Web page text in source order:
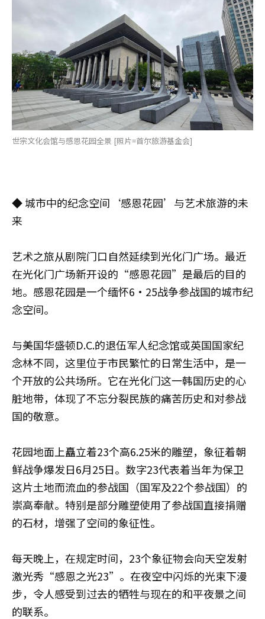
世宗文化会馆与感恩花园全景 [照片=首尔旅游基金会]
◆ 城市中的纪念空间‘感恩花园’与艺术旅游的未
来
艺术之旅从剧院门口自然延续到光化门广场。最近
在光化门广场新开设的“感恩花园”是最后的目的
地。感恩花园是一个缅怀6·25战争参战国的城市纪
念空间。
与美国华盛顿D.C.的退伍军人纪念馆或英国国家纪
念林不同，这里位于市民繁忙的日常生活中，是一
个开放的公共场所。它在光化门这一韩国历史的心
脏地带，体现了不忘分裂民族的痛苦历史和对参战
国的敬意。
花园地面上矗立着23个高6.25米的雕塑，象征着朝
鲜战争爆发日6月25日。数字23代表着当年为保卫
这片土地而流血的参战国（国军及22个参战国）的
崇高奉献。特别是部分雕塑使用了参战国直接捐赠
的石材，增强了空间的象征性。
每天晚上，在规定时间，23个象征物会向天空发射
激光秀“感恩之光23”。在夜空中闪烁的光束下漫
步，令人感受到过去的牺牲与现在的和平夜景之间
的联系。